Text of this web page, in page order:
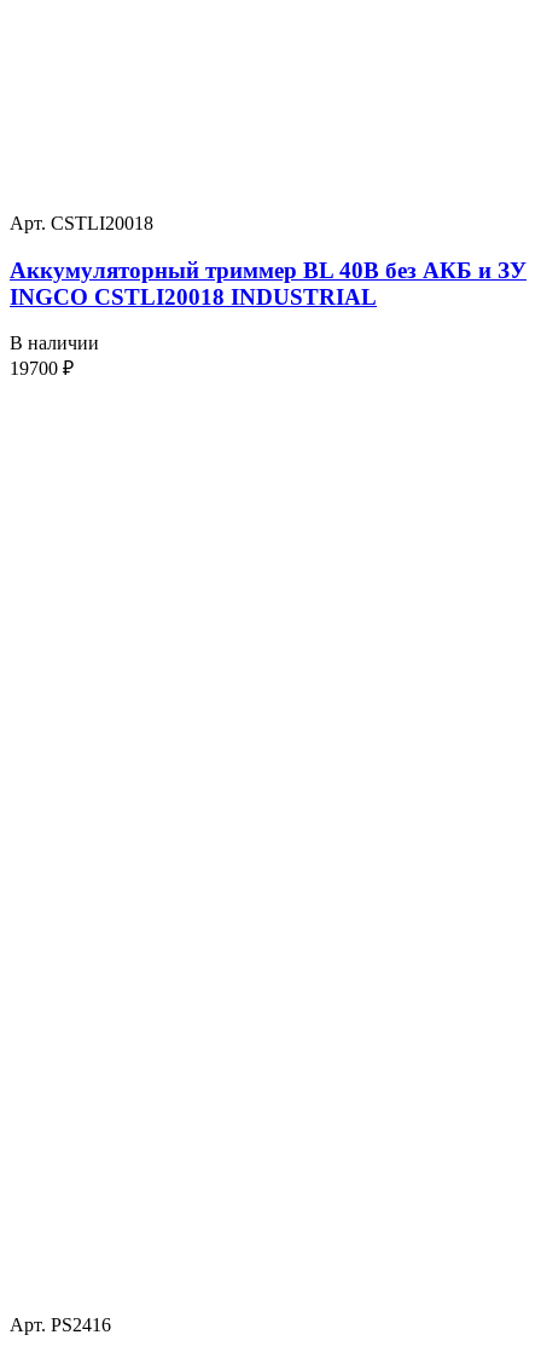
Арт. CSTLI20018
Аккумуляторный триммер BL 40В без АКБ и ЗУ
INGCO CSTLI20018 INDUSTRIAL
В наличии
19700 ₽
Арт. PS2416